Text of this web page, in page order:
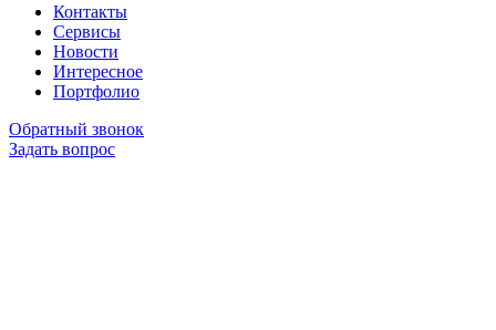
Контакты
Сервисы
Новости
Интересное
Портфолио
Обратный звонок
Задать вопрос